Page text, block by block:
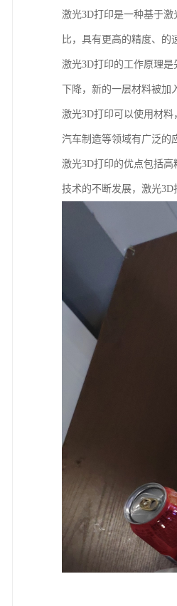
激光3D打印是一种基于
比，具有更高的精度、的
激光3D打印的工作原理
下降，新的一层材料被
激光3D打印可以使用材
汽车制造等领域有广泛的
激光3D打印的优点包括
技术的不断发展，激光3D